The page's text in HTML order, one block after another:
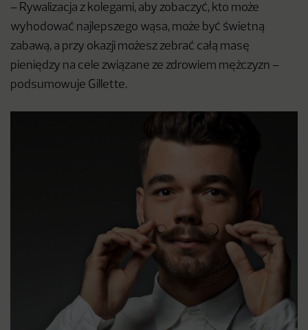
– Rywalizacja z kolegami, aby zobaczyć, kto może
wyhodować najlepszego wąsa, może być świetną
zabawą, a przy okazji możesz zebrać całą masę
pieniędzy na cele związane ze zdrowiem mężczyzn –
podsumowuje Gillette.